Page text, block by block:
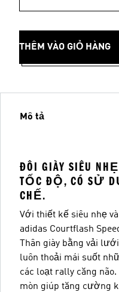
THÊM VÀO GIỎ HÀNG
Mô tả
ĐÔI GIÀY SIÊU
TỐC ĐỘ, CÓ SỬ
CHẾ.
Với thiết kế siêu nhẹ
adidas Courtflash
Thân giày bằng vải
luôn thoải mái suốt
các loạt rally căng
mòn giúp tăng cường